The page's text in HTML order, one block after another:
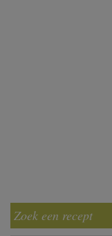
Zoek een recept